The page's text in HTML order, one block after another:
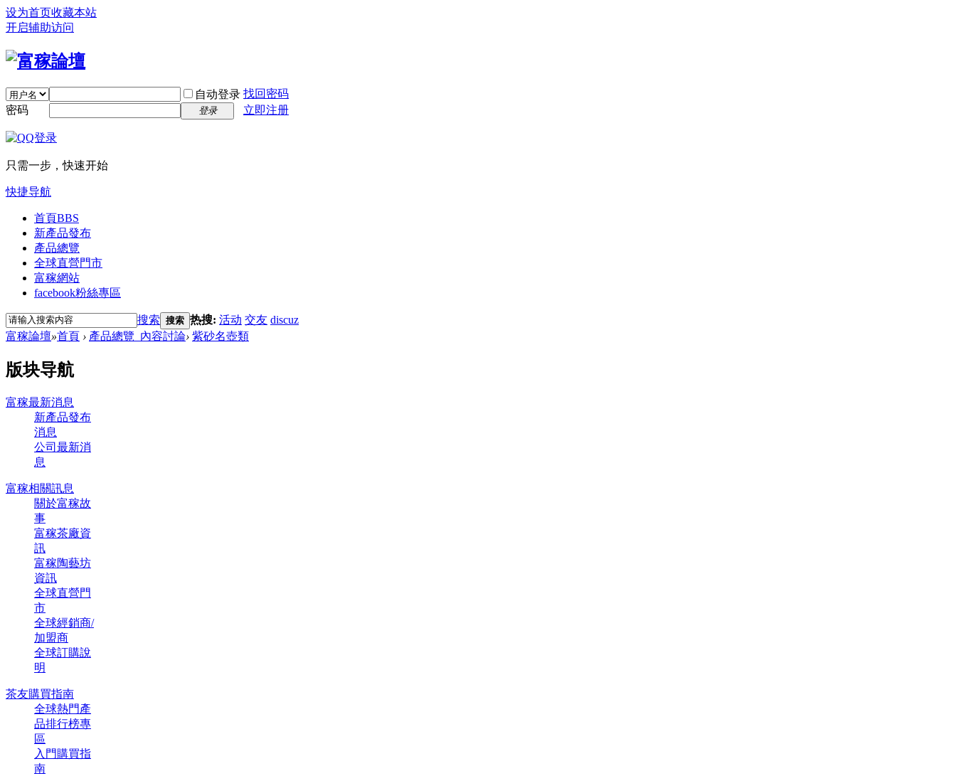
设为首页收藏本站
开启辅助访问
自动登录 找回密码
密码
登录 立即注册
只需一步，快速开始
快捷导航
首頁BBS
新產品發布
產品總覽
全球直營門市
富稼網站
facebook粉絲專區
搜索 搜索 热搜: 活动 交友 discuz
富稼論壇»首頁 › 產品總覽_內容討論› 紫砂名壺類
版块导航
富稼最新消息
新產品發布
消息
公司最新消
息
富稼相關訊息
關於富稼故
事
富稼茶廠資
訊
富稼陶藝坊
資訊
全球直營門
市
全球經銷商/
加盟商
全球訂購說
明
茶友購買指南
全球熱門產
品排行榜專
區
入門購買指
南